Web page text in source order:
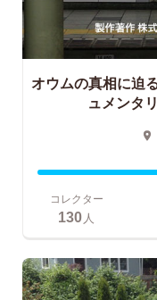
オウムの真相に迫
ュメンタ
コレクター
130 人